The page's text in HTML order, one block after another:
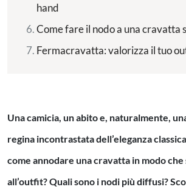
hand
Come fare il nodo a una cravatta
Fermacravatta: valorizza il tuo
Una camicia, un abito e, naturalmente,
regina incontrastata dell’eleganza
come annodare una cravatta in modo che
all’outfit? Quali sono i nodi più diffusi?